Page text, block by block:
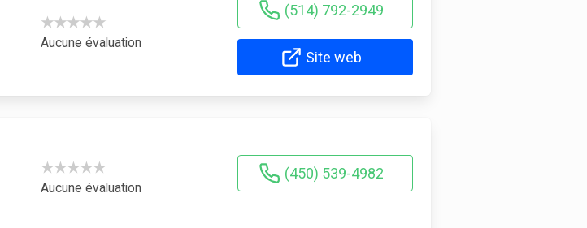
★★★★★
Aucune évaluation
(514) 792-2949
Site web
★★★★★
Aucune évaluation
(450) 539-4982